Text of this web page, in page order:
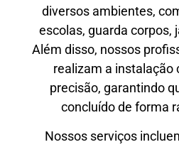
diversos ambientes,
escolas, guarda corpos,
Além disso, nossos
realizam a instalação
precisão, garantindo
concluído de forma
Nossos serviços